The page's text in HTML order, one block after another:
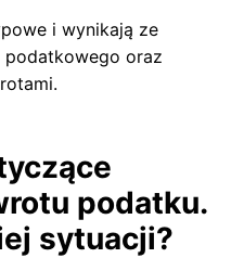
i wynikają ze
oraz
podatku.
sytuacji?